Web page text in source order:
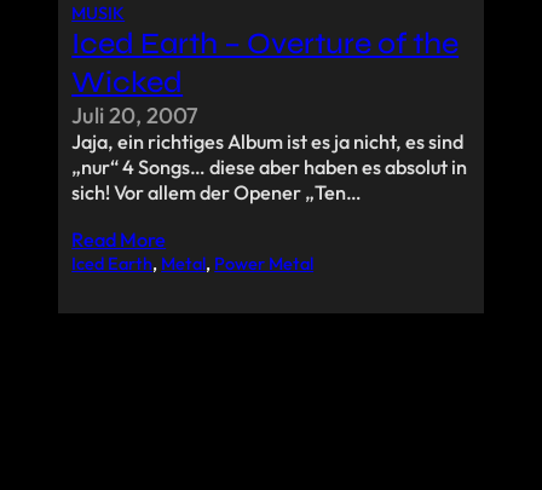
MUSIK
Iced Earth – Overture of the
Wicked
Juli 20, 2007
Jaja, ein richtiges Album ist es ja nicht, es sind
„nur“ 4 Songs… diese aber haben es absolut in
sich! Vor allem der Opener „Ten…
Read More
Iced Earth, Metal, Power Metal